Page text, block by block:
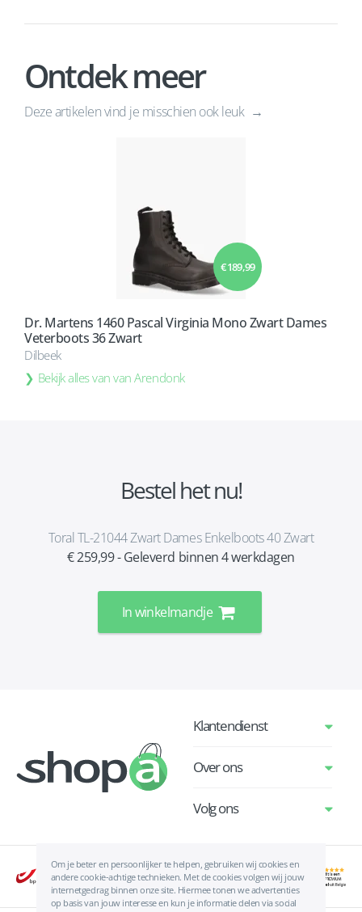
€ 189,99
Dr. Martens 1460 Pascal Virginia Mono Zwart Dames
Veterboots 36 Zwart
Dilbeek
Bekijk alles van van Arendonk
Ontdek meer
Deze artikelen vind je misschien ook leuk
Bestel het nu!
Toral TL-21044 Zwart Dames Enkelboots 40 Zwart
€ 259,99 - Geleverd binnen 4 werkdagen
In winkelmandje
Om je beter en persoonlijker te helpen, gebruiken wij cookies en
andere cookie-achtige technieken. Met de cookies volgen wij jouw
internetgedrag binnen onze site. Hiermee tonen we advertenties
op basis van jouw interesse en kun je informatie delen via social
Klantendienst
Over ons
Volg ons